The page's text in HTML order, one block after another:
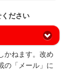
ださい
かねます。改め
の「メール」に